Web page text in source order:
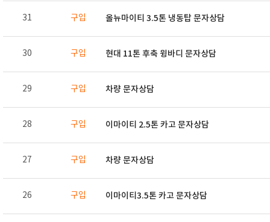
31 구입 올뉴마이티 3.5톤 냉동탑 문자상담
30 구입 현대 11톤 후축 윙바디 문자상담
29 구입 차량 문자상담
28 구입 이마이티 2.5톤 카고 문자상담
27 구입 차량 문자상담
26 구입 이마이티3.5톤 카고 문자상담